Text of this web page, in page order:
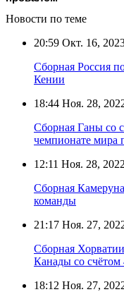
Новости по теме
20:59 Окт. 16,
Сборная Россия
Кении
18:44 Ноя. 28,
Сборная Ганы со
чемпионате мира
12:11 Ноя. 28, 2022
Сборная
команды
21:17 Ноя. 27,
Сборная
Канады со счётом
18:12 Ноя. 27,